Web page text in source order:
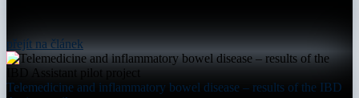
přejít na článek
Telemedicine and inflammatory bowel disease – results of the IBD